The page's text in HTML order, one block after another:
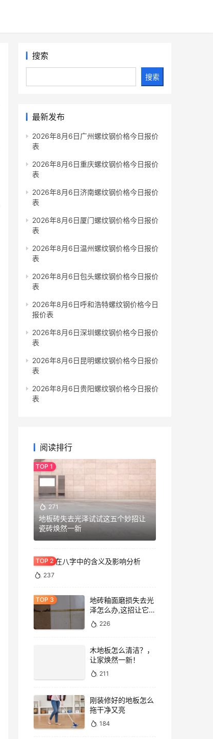
搜索
搜索
最新发布
2026年8月6日广州螺纹钢价格今日报价
表
2026年8月6日重庆螺纹钢价格今日报价
表
2026年8月6日济南螺纹钢价格今日报价
表
2026年8月6日厦门螺纹钢价格今日报价
表
2026年8月6日温州螺纹钢价格今日报价
表
2026年8月6日包头螺纹钢价格今日报价
表
2026年8月6日呼和浩特螺纹钢价格今日
报价表
2026年8月6日深圳螺纹钢价格今日报价
表
2026年8月6日昆明螺纹钢价格今日报价
表
2026年8月6日贵阳螺纹钢价格今日报价
表
阅读排行
271
地板砖失去光泽试试这五个妙招让
瓷砖焕然一新
七杀格在八字中的含义及影响分析
237
地砖釉面磨损失去光
泽怎么办,这招让它重
焕光泽!
226
木地板怎么清洁？，
让家焕然一新！
211
刚装修好的地板怎么
拖干净又亮
184